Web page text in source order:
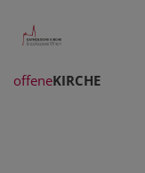
offeneKIRCHE